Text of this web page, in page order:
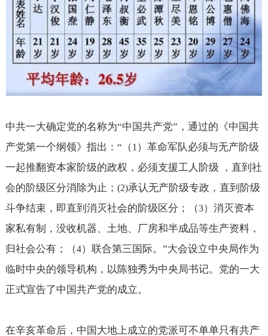
中共一大确定党的名称为“中国共产党”，通过的《中国共
产党第一个纲领》指出：“（1 ）革命军队必须与无产阶级
一起推翻资本家阶级的政权，必须支援工人阶级 ，直到社
会的阶级区分消除为止； (2)承认无产阶级专政，直到阶级
斗争结束，即直到消灭社会的阶级区分；（3）消灭资本
家私有制，没收机器、土地、厂房和半成品等生产资料，
归社会公有；（4）联合第三国际。”大会设立中央局作为
临时中央的领导机构，以陈独秀为中央局书记。党的一大
正式宣告了中国共产党的成立。
在辛亥革命后，中国大地上成立的党派可不单单只有共产